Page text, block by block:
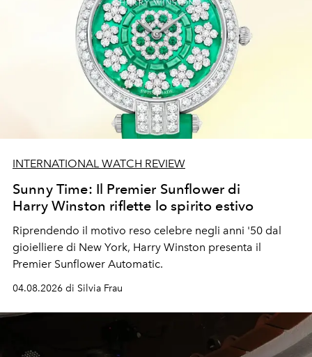
INTERNATIONAL WATCH REVIEW
Sunny Time: Il Premier Sunflower di
Harry Winston riflette lo spirito estivo
Riprendendo il motivo reso celebre negli anni '50 dal
gioielliere di New York, Harry Winston presenta il
Premier Sunflower Automatic.
04.08.2026 di Silvia Frau